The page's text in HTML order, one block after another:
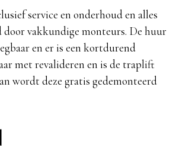
service en onderhoud en alles
vakkundige monteurs. De huur
en er is een kortdurend
met revalideren en is de traplift
wordt deze gratis gedemonteerd